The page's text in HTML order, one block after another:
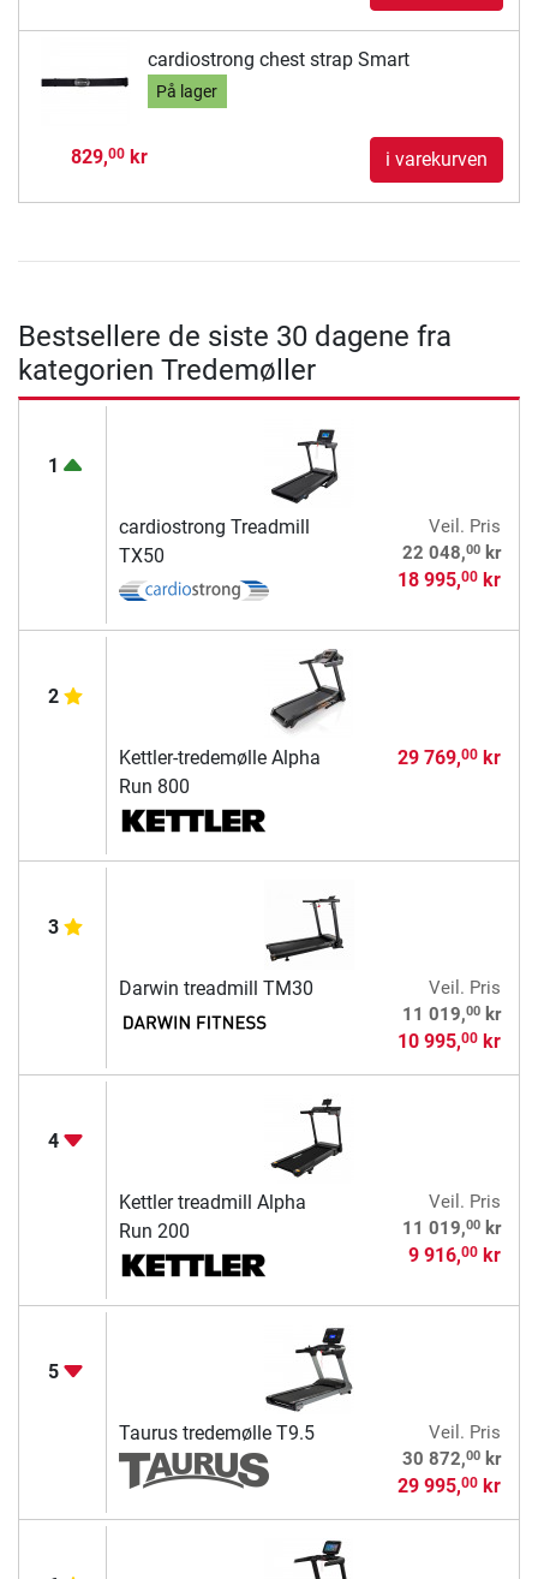
cardiostrong chest strap Smart
På lager
829,00kr i varekurven
Bestsellere de siste 30 dagene fra
kategorien Tredemøller
1
cardiostrong Treadmill
TX50
Veil. Pris
22 048,00kr
18 995,00kr
2
Kettler-tredemølle Alpha
Run 800
29 769,00kr
3
Darwin treadmill TM30
Veil. Pris
11 019,00kr
10 995,00kr
4
Kettler treadmill Alpha
Run 200
Veil. Pris
11 019,00kr
9 916,00kr
5
Taurus tredemølle T9.5
Veil. Pris
30 872,00kr
29 995,00kr